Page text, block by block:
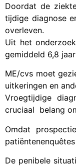
Doordat de
tijdige diagnose
overleven.
Uit het
gemiddeld 6,8
ME/cvs moet
uitkeringen en
Vroegtijdige
cruciaal belang
Omdat
De penibele